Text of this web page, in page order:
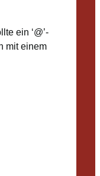
ein ‘@’-
mit einem